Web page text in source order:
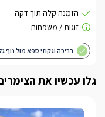
בריכה וגקוזי ספא מול נוף
גלו עכשיו את